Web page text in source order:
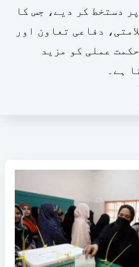
دستخط کر دیے، جس کا
دفاعی تعاون اور
عملی کو مزید